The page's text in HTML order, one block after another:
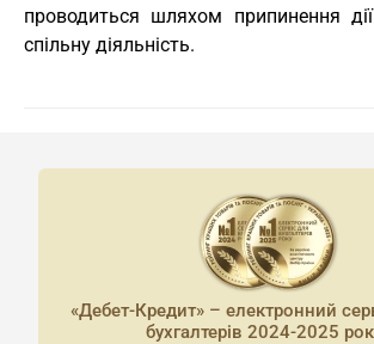
проводиться шляхом припинення
спільну діяльність.
«Дебет-Кредит» – електронний
бухгалтерів 2024-2025